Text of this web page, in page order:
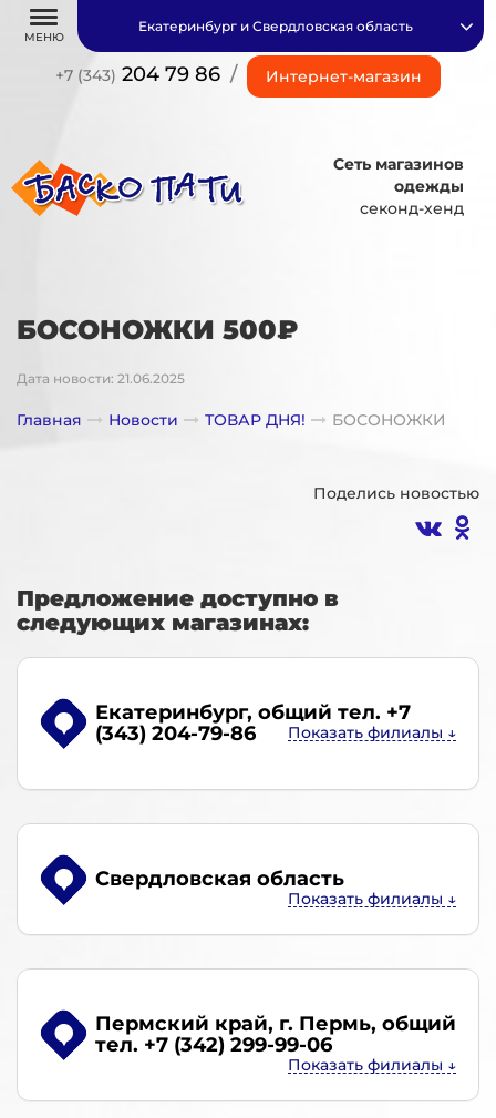
МЕНЮ
+7 (343) 204 79 86 / Интернет-магазин
Екатеринбург и Свердловская область
Сеть магазинов
одежды
секонд-хенд
БОСОНОЖКИ 500₽
Дата новости: 21.06.2025
Главная Новости ТОВАР ДНЯ! БОСОНОЖКИ
Поделись новостью
Предложение доступно в
следующих магазинах:
Екатеринбург, общий тел. +7
(343) 204-79-86
Свердловская область
Пермский край, г. Пермь, общий
тел. +7 (342) 299-99-06